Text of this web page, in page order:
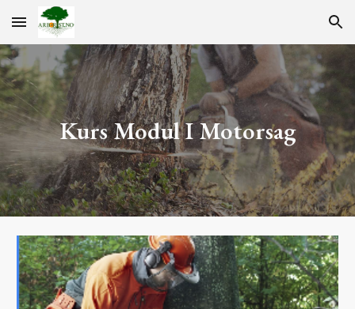
Skip to main content Skip to navigation
Kurs Modul I Motorsag